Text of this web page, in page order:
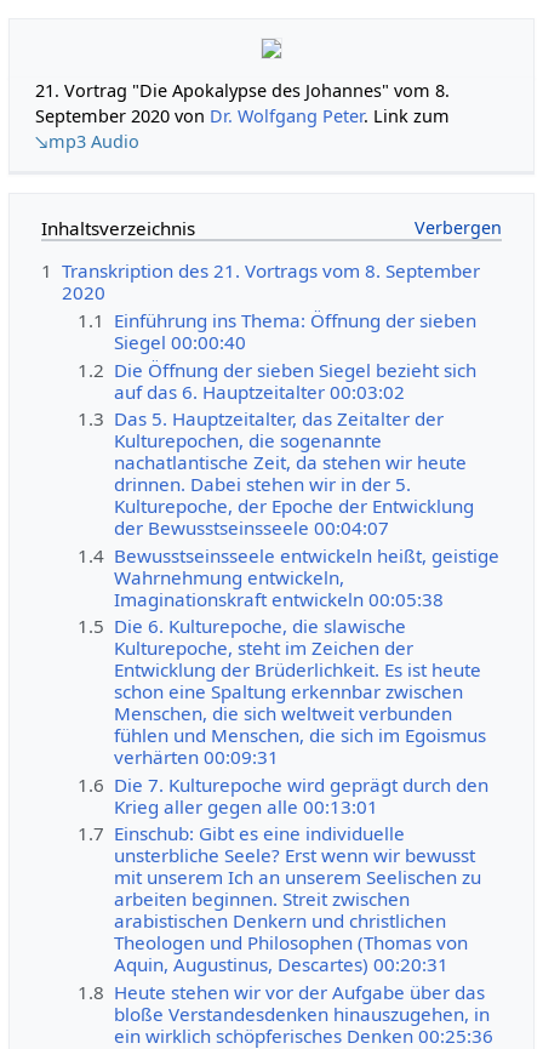
21. Vortrag "Die Apokalypse des Johannes" vom 8.
September 2020 von Dr. Wolfgang Peter. Link zum
↘mp3 Audio
Inhaltsverzeichnis
1 Transkription des 21. Vortrags vom 8. September
2020
1.1 Einführung ins Thema: Öffnung der sieben
Siegel 00:00:40
1.2 Die Öffnung der sieben Siegel bezieht sich
auf das 6. Hauptzeitalter 00:03:02
1.3 Das 5. Hauptzeitalter, das Zeitalter der
Kulturepochen, die sogenannte
nachatlantische Zeit, da stehen wir heute
drinnen. Dabei stehen wir in der 5.
Kulturepoche, der Epoche der Entwicklung
der Bewusstseinsseele 00:04:07
1.4 Bewusstseinsseele entwickeln heißt, geistige
Wahrnehmung entwickeln,
Imaginationskraft entwickeln 00:05:38
1.5 Die 6. Kulturepoche, die slawische
Kulturepoche, steht im Zeichen der
Entwicklung der Brüderlichkeit. Es ist heute
schon eine Spaltung erkennbar zwischen
Menschen, die sich weltweit verbunden
fühlen und Menschen, die sich im Egoismus
verhärten 00:09:31
1.6 Die 7. Kulturepoche wird geprägt durch den
Krieg aller gegen alle 00:13:01
1.7 Einschub: Gibt es eine individuelle
unsterbliche Seele? Erst wenn wir bewusst
mit unserem Ich an unserem Seelischen zu
arbeiten beginnen. Streit zwischen
arabistischen Denkern und christlichen
Theologen und Philosophen (Thomas von
Aquin, Augustinus, Descartes) 00:20:31
1.8 Heute stehen wir vor der Aufgabe über das
bloße Verstandesdenken hinauszugehen, in
ein wirklich schöpferisches Denken 00:25:36